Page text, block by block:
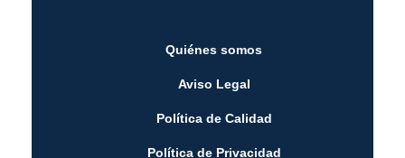
Quiénes somos
Aviso Legal
Política de Calidad
Política de Privacidad